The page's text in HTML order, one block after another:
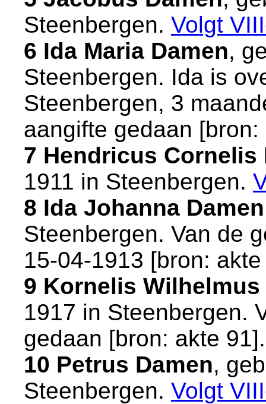
Steenbergen. Volgt
6 Ida Maria Damen,
Steenbergen. Ida is
Steenbergen, 3
aangifte gedaan [bron:
7 Hendricus Cornelis
1911 in Steenbergen.
8 Ida Johanna Damen
Steenbergen. Van de
15-04-1913 [bron:
9 Kornelis Wilhelmus
1917 in Steenbergen.
gedaan [bron: akte 91].
10 Petrus Damen,
Steenbergen. Volgt